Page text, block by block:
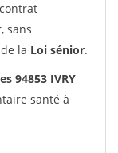
sans
la Loi sénior.
94853 IVRY
santé à